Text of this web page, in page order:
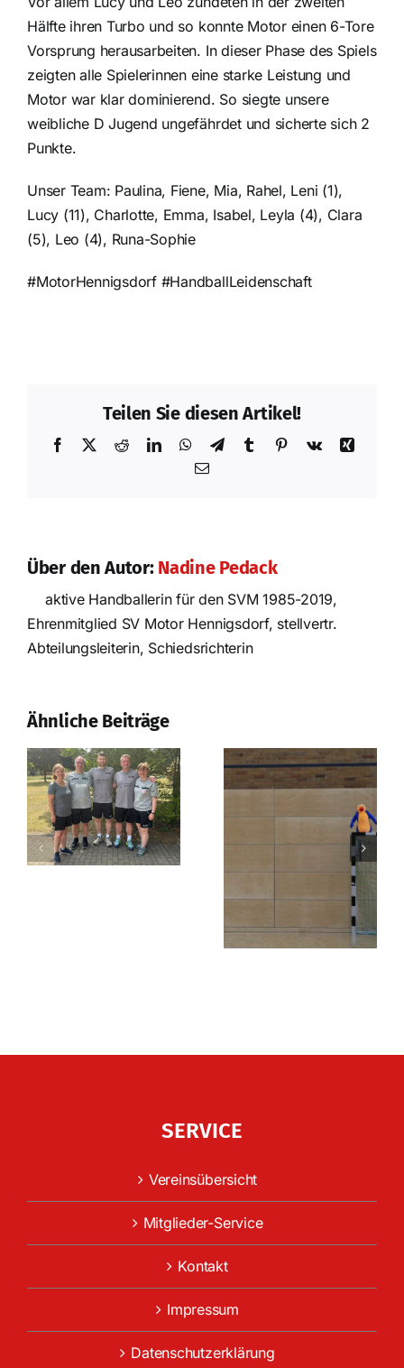
Hälfte ihren Turbo und so konnte Motor einen 6-Tore
Vorsprung herausarbeiten. In dieser Phase des Spiels
zeigten alle Spielerinnen eine starke Leistung und
Motor war klar dominierend. So siegte unsere
weibliche D Jugend ungefährdet und sicherte sich 2
Punkte.
Unser Team: Paulina, Fiene, Mia, Rahel, Leni (1),
Lucy (11), Charlotte, Emma, Isabel, Leyla (4), Clara
(5), Leo (4), Runa-Sophie
#MotorHennigsdorf #HandballLeidenschaft
Teilen Sie diesen Artikel!
Facebook RedditLinkedInWhatsApp
TelegramTumblrPinterestVk
Xing
E-
Über den Autor: Nadine Pedack
aktive Handballerin für den SVM 1985-2019,
Ehrenmitglied SV Motor Hennigsdorf, stellvertr.
Abteilungsleiterin, Schiedsrichterin
Ähnliche Beiträge
Prüfungswochenende
in Strausberg!
Nach der
Saison ist vor
SERVICE
Vereinsübersicht
Mitglieder-Service
Kontakt
Impressum
Datenschutzerklärung